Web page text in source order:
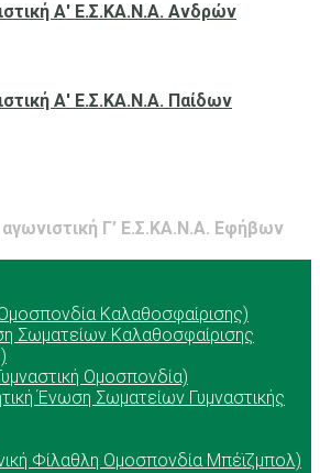
Α' Ε.Σ.ΚΑ.Ν.Α. Ανδρών
Α' Ε.Σ.ΚΑ.Ν.Α. Παίδων
Γ’ Ε.Σ.ΚΑ.Ν.Α. Εφήβων
Καλαθοσφαίρισης)
Σωματείων Καλαθοσφαίρισης
Ομοσπονδία)
Ένωση Σωματείων Γυμναστικής
Φίλαθλη Ομοσπονδία Μπέϊζμπολ)